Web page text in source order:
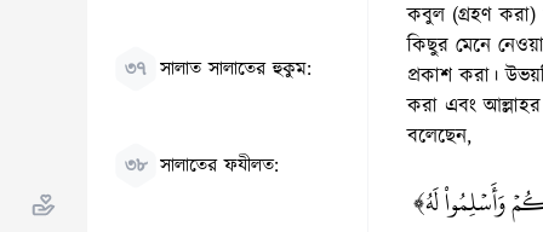
৩৭ সালাত সালাতের হুকুম:
৩৮ সালাতের ফযীলত:
কবুল (গ্রহণ করা)
কিছুর মেনে
প্রকাশ করা।
করা এবং
বলেছেন,
وَأَسۡلِمُواْ لَهُ﴾